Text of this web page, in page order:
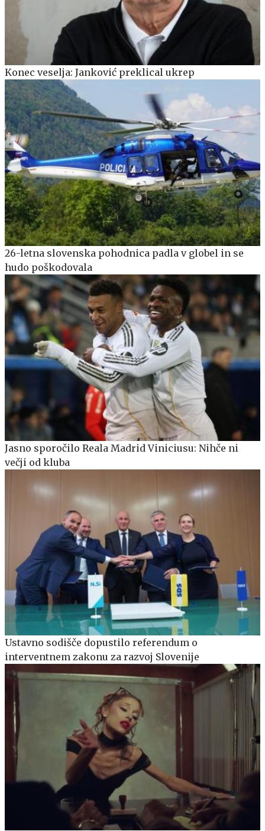
Konec veselja: Janković preklical ukrep
26-letna slovenska pohodnica padla v globel in se
hudo poškodovala
Jasno sporočilo Reala Madrid Viniciusu: Nihče ni
večji od kluba
Ustavno sodišče dopustilo referendum o
interventnem zakonu za razvoj Slovenije